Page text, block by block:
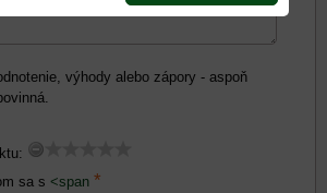
výhody alebo zápory - aspoň
sa s <span *